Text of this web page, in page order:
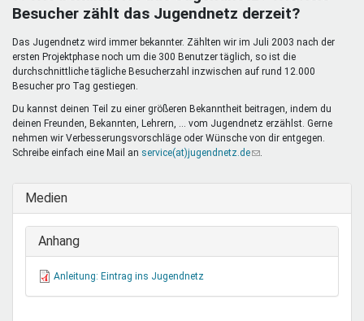
Besucher zählt das Jugendnetz derzeit?
Das Jugendnetz wird immer bekannter. Zählten wir im Juli 2003 nach der
ersten Projektphase noch um die 300 Benutzer täglich, so ist die
durchschnittliche tägliche Besucherzahl inzwischen auf rund 12.000
Besucher pro Tag gestiegen.
Du kannst deinen Teil zu einer größeren Bekanntheit beitragen, indem du
deinen Freunden, Bekannten, Lehrern, ... vom Jugendnetz erzählst. Gerne
nehmen wir Verbesserungsvorschläge oder Wünsche von dir entgegen.
Schreibe einfach eine Mail an service(at)jugendnetz.de(Link
E-
Medien
Anhang
Anleitung: Eintrag ins Jugendnetz